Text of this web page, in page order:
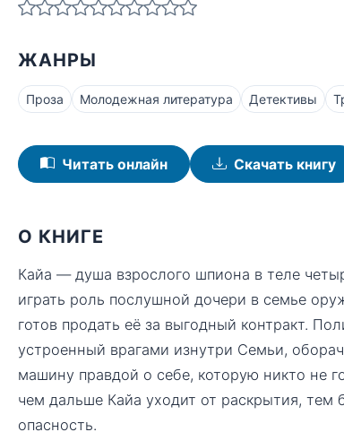
ЖАНРЫ
Проза Молодежная литература Детективы
Читать онлайн Скачать книгу
О КНИГЕ
Кайа — душа взрослого шпиона в теле
играть роль послушной дочери в семье
готов продать её за выгодный контракт.
устроенный врагами изнутри Семьи,
машину правдой о себе, которую никто не
чем дальше Кайа уходит от раскрытия, тем
опасность.